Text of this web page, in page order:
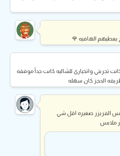
يعطيهم الهافيه 🌹
كانت تجربتي واتخياري للشاليه كانت جداً موفقه
الحجز كان سهله
الفريزر صغيره اقل شي
ملابس